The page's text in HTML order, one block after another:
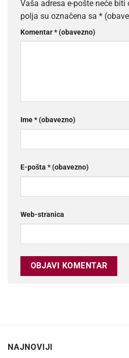
Vaša adresa e-pošte neće biti
polja su označena sa *
Komentar* (obavezno)
Ime* (obavezno)
E-pošta * (obavezno)
Web-stranica
NAJNOVIJI